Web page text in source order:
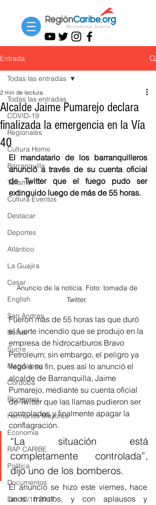
Entrada
Todas las entradas
COVID-19
Regionales
Cultura Home
Barranquilla
Turismo
Cultura Eventos
Destacar
Deportes
Atlántico
La Guajira
Cesar
English
San Andres
Bolívar
Sucre
Magdalena
Córdoba
Bloggeros
Hermanos Mayores
Economía
RAP CARIBE
Política
Documentos
Día 10/10 2017
Todas las entradas
Alcalde Jaime Pumarejo declara
finalizada la emergencia en la Vía
40
2 min de lectura
El mandatario de los barranquilleros
anunció a través de su cuenta oficial
de Twitter que el fuego pudo ser
extinguido luego de más de 55 horas.
Anuncio de la noticia. Foto: tomada de
Twitter.
Fueron más de 55 horas las que duró
el fuerte incendio que se produjo en la
empresa de hidrocarburos Bravo
Petroleum; sin embargo, el peligro ya
llegó a su fin, pues así lo anunció el
alcalde de Barranquilla, Jaime
Pumarejo, mediante su cuenta oficial
de Twitter que las llamas pudieron ser
controladas y finalmente apagar la
conflagración.
“La situación está
completamente controlada”,
dijo uno de los bomberos.
El anuncio se hizo este viernes, hace
unos minutos, y con aplausos y